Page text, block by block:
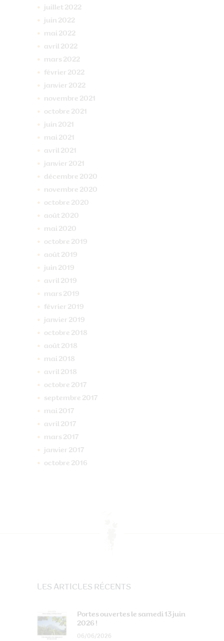
juillet 2022
juin 2022
mai 2022
avril 2022
mars 2022
février 2022
janvier 2022
novembre 2021
octobre 2021
juin 2021
mai 2021
avril 2021
janvier 2021
décembre 2020
novembre 2020
octobre 2020
août 2020
mai 2020
octobre 2019
août 2019
juin 2019
avril 2019
mars 2019
février 2019
janvier 2019
octobre 2018
août 2018
mai 2018
avril 2018
octobre 2017
septembre 2017
mai 2017
avril 2017
mars 2017
janvier 2017
octobre 2016
LES ARTICLES RÉCENTS
Portes ouvertes le samedi 13 juin
2026 !
06/06/2026